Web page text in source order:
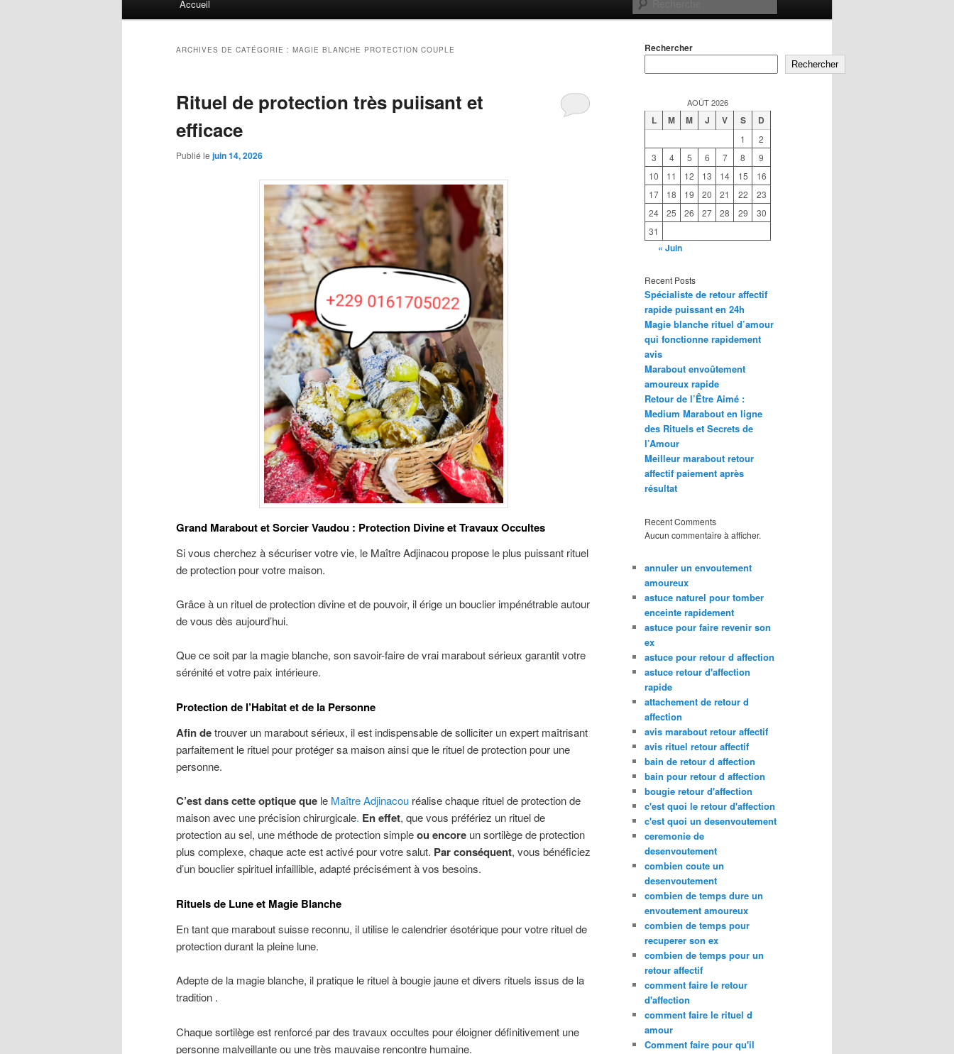
Accueil
ARCHIVES DE CATÉGORIE : MAGIE BLANCHE PROTECTION COUPLE
Rituel de protection très puiisant et
efficace
Publié le juin 14, 2026
Grand Marabout et Sorcier Vaudou : Protection Divine et Travaux Occultes
Si vous cherchez à sécuriser votre vie, le Maître Adjinacou propose le plus puissant rituel
de protection pour votre maison.
Grâce à un rituel de protection divine et de pouvoir, il érige un bouclier impénétrable autour
de vous dès aujourd’hui.
Que ce soit par la magie blanche, son savoir-faire de vrai marabout sérieux garantit votre
sérénité et votre paix intérieure.
Protection de l’Habitat et de la Personne
Afin detrouver un marabout sérieux, il est indispensable de solliciter un expert maîtrisant
parfaitement le rituel pour protéger sa maison ainsi que le rituel de protection pour une
personne.
C’est dans cette optique que le Maître Adjinacou réalise chaque rituel de protection de
maison avec une précision chirurgicale. En effet, que vous préfériez un rituel de
protection au sel, une méthode de protection simpleou encore un sortilège de protection
plus complexe, chaque acte est activé pour votre salut. Par conséquent, vous bénéficiez
d’un bouclier spirituel infaillible, adapté précisément à vos besoins.
Rituels de Lune et Magie Blanche
En tant que marabout suisse reconnu, il utilise le calendrier ésotérique pour votre rituel de
protection durant la pleine lune.
Adepte de la magie blanche, il pratique le rituel à bougie jaune et divers rituels issus de la
tradition .
Chaque sortilège est renforcé par des travaux occultes pour éloigner définitivement une
personne malveillante ou une très mauvaise rencontre humaine.
Rechercher
Rechercher
AOÛT 2026
L M M J V S D
1
2
3
4 5 6 7 8
9
10
11 12 13 14 15
16
17
18 19 20 21 22
23
24
25 26 27 28 29
30
31
« Juin
Recent Posts
Spécialiste de retour affectif
rapide puissant en 24h
Magie blanche rituel d’amour
qui fonctionne rapidement
avis
Marabout envoûtement
amoureux rapide
Retour de l’Être Aimé :
Medium Marabout en ligne
des Rituels et Secrets de
l’Amour
Meilleur marabout retour
affectif paiement après
résultat
Recent Comments
Aucun commentaire à afficher.
annuler un envoutement
amoureux
astuce naturel pour tomber
enceinte rapidement
astuce pour faire revenir son
ex
astuce pour retour d affection
astuce retour d'affection
rapide
attachement de retour d
affection
avis marabout retour affectif
avis rituel retour affectif
bain de retour d affection
bain pour retour d affection
bougie retour d'affection
c'est quoi le retour d'affection
c'est quoi un desenvoutement
ceremonie de
desenvoutement
combien coute un
desenvoutement
combien de temps dure un
envoutement amoureux
combien de temps pour
recuperer son ex
combien de temps pour un
retour affectif
comment faire le retour
d'affection
comment faire le rituel d
amour
Comment faire pour qu'il